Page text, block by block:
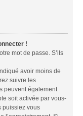
!
mot de passe. S’ils
avoir moins de
suivre les
peuvent également
soit activée par vous-
puissiez vous